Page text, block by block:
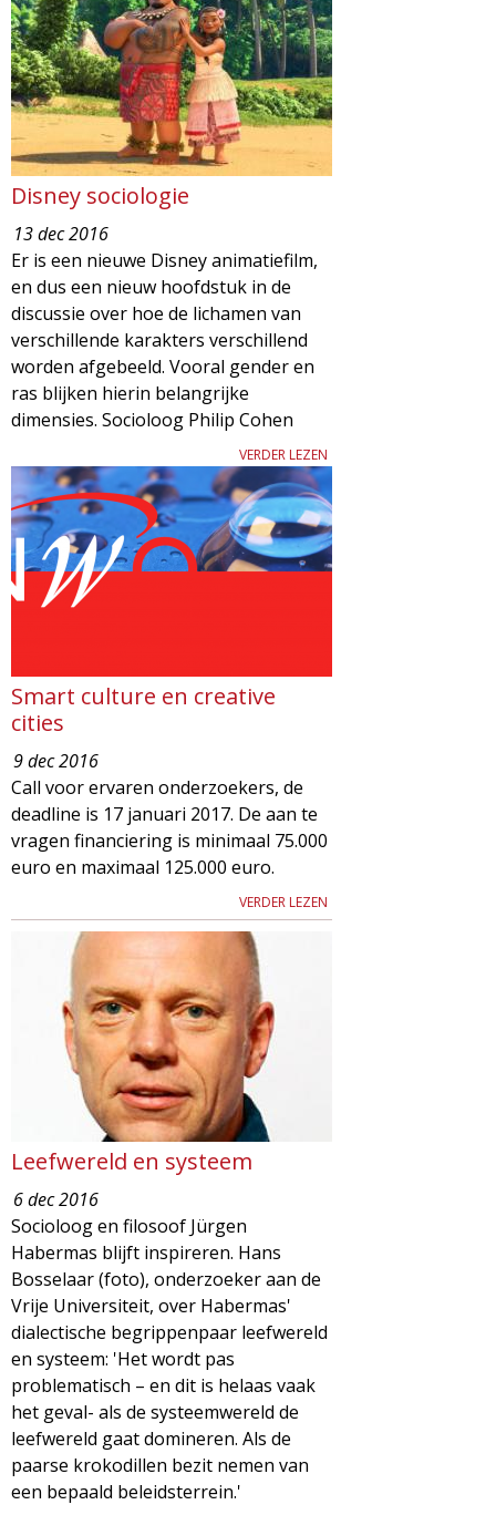
i
o
l
o
g
i
e
M
a
g
a
i
n
e
d
m
e
n
u
Disney sociologie
13 dec 2016
Er is een nieuwe Disney animatiefilm,
en dus een nieuw hoofdstuk in de
discussie over hoe de lichamen van
verschillende karakters verschillend
worden afgebeeld. Vooral gender en
ras blijken hierin belangrijke
dimensies. Socioloog Philip Cohen
VERDER LEZEN
Smart culture en creative
cities
9 dec 2016
Call voor ervaren onderzoekers, de
deadline is 17 januari 2017. De aan te
vragen financiering is minimaal 75.000
euro en maximaal 125.000 euro.
VERDER LEZEN
Leefwereld en systeem
6 dec 2016
Socioloog en filosoof Jürgen
Habermas blijft inspireren. Hans
Bosselaar (foto), onderzoeker aan de
Vrije Universiteit, over Habermas'
dialectische begrippenpaar leefwereld
en systeem: 'Het wordt pas
problematisch – en dit is helaas vaak
het geval- als de systeemwereld de
leefwereld gaat domineren. Als de
paarse krokodillen bezit nemen van
een bepaald beleidsterrein.'